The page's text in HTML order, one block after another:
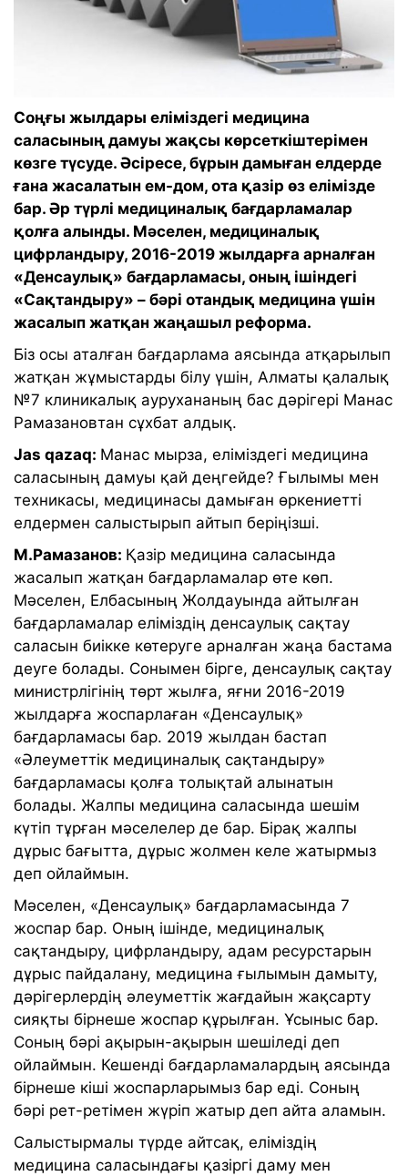
Соңғы жылдары еліміздегі медицина
саласының дамуы жақсы көрсеткіштерімен
көзге түсуде. Әсіресе, бұрын дамыған елдерде
ғана жасалатын ем-дом, ота қазір өз елімізде
бар. Әр түрлі медициналық бағдарламалар
қолға алынды. Мәселен, медициналық
цифрландыру, 2016-2019 жылдарға арналған
«Денсаулық» бағдарламасы, оның ішіндегі
«Сақтандыру» – бәрі отандық медицина үшін
жасалып жатқан жаңашыл реформа.
Біз осы аталған бағдарлама аясында атқарылып
жатқан жұмыстарды білу үшін, Алматы қалалық
№7 клиникалық аурухананың бас дәрігері Манас
Рамазановтан сұхбат алдық.
Jas qazaq: Манас мырза, еліміздегі медицина
саласының дамуы қай деңгейде? Ғылымы мен
техникасы, медицинасы дамыған өркениетті
елдермен салыстырып айтып беріңізші.
М.Рамазанов: Қазір медицина саласында
жасалып жатқан бағдарламалар өте көп.
Мәселен, Елбасының Жолдауында айтылған
бағдарламалар еліміздің денсаулық сақтау
саласын биікке көтеруге арналған жаңа бастама
деуге болады. Сонымен бірге, денсаулық сақтау
министрлігінің төрт жылға, яғни 2016-2019
жылдарға жоспарлаған «Денсаулық»
бағдарламасы бар. 2019 жылдан бастап
«Әлеуметтік медициналық сақтандыру»
бағдарламасы қолға толықтай алынатын
болады. Жалпы медицина саласында шешім
күтіп тұрған мәселелер де бар. Бірақ жалпы
дұрыс бағытта, дұрыс жолмен келе жатырмыз
деп ойлаймын.
Мәселен, «Денсаулық» бағдарламасында 7
жоспар бар. Оның ішінде, медициналық
сақтандыру, цифрландыру, адам ресурстарын
дұрыс пайдалану, медицина ғылымын дамыту,
дәрігерлердің әлеуметтік жағдайын жақсарту
сияқты бірнеше жоспар құрылған. Ұсыныс бар.
Соның бәрі ақырын-ақырын шешіледі деп
ойлаймын. Кешенді бағдарламалардың аясында
бірнеше кіші жоспарларымыз бар еді. Соның
бәрі рет-ретімен жүріп жатыр деп айта аламын.
Салыстырмалы түрде айтсақ, еліміздің
медицина саласындағы қазіргі даму мен